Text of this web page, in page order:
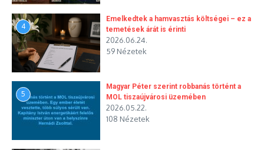
4
Emelkedtek a hamvasztás költségei – ez a
temetések árát is érinti
2026.06.24.
59 Nézetek
5
Magyar Péter szerint robbanás történt a
MOL tiszaújvárosi üzemében
2026.05.22.
108 Nézetek